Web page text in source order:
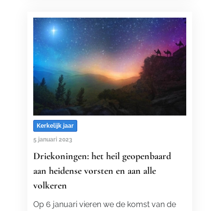
Kerkelijk jaar
5 januari 2023
Driekoningen: het heil geopenbaard
aan heidense vorsten en aan alle
volkeren
Op 6 januari vieren we de komst van de